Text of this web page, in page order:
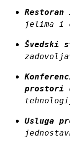
jelima i
Švedski
prostori
Usluga